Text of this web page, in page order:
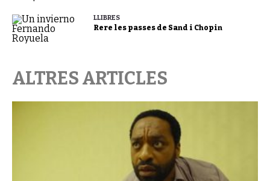
LLIBRES
Rere les passes de Sand i Chopin
ALTRES ARTICLES